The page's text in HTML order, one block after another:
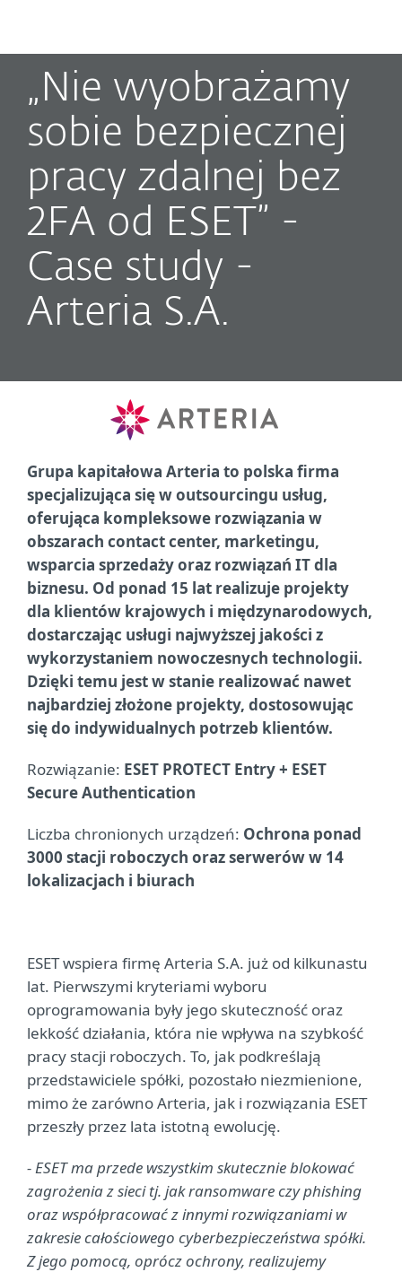
„Nie wyobrażamy
sobie bezpiecznej
pracy zdalnej bez
2FA od ESET” -
Case study -
Arteria S.A.
Grupa kapitałowa Arteria to polska firma
specjalizująca się w outsourcingu usług,
oferująca kompleksowe rozwiązania w
obszarach contact center, marketingu,
wsparcia sprzedaży oraz rozwiązań IT dla
biznesu. Od ponad 15 lat realizuje projekty
dla klientów krajowych i międzynarodowych,
dostarczając usługi najwyższej jakości z
wykorzystaniem nowoczesnych technologii.
Dzięki temu jest w stanie realizować nawet
najbardziej złożone projekty, dostosowując
się do indywidualnych potrzeb klientów.
Rozwiązanie: ESET PROTECT Entry + ESET
Secure Authentication
Liczba chronionych urządzeń: Ochrona ponad
3000 stacji roboczych oraz serwerów w 14
lokalizacjach i biurach
ESET wspiera firmę Arteria S.A. już od kilkunastu
lat. Pierwszymi kryteriami wyboru
oprogramowania były jego skuteczność oraz
lekkość działania, która nie wpływa na szybkość
pracy stacji roboczych. To, jak podkreślają
przedstawiciele spółki, pozostało niezmienione,
mimo że zarówno Arteria, jak i rozwiązania ESET
przeszły przez lata istotną ewolucję.
- ESET ma przede wszystkim skutecznie blokować
zagrożenia z sieci tj. jak ransomware czy phishing
oraz współpracować z innymi rozwiązaniami w
zakresie całościowego cyberbezpieczeństwa spółki.
Z jego pomocą, oprócz ochrony, realizujemy